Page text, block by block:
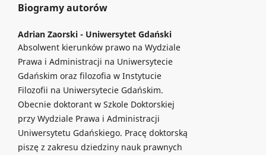
Biogramy autorów
Adrian Zaorski - Uniwersytet Gdański
Absolwent kierunków prawo na Wydziale
Prawa i Administracji na Uniwersytecie
Gdańskim oraz filozofia w Instytucie
Filozofii na Uniwersytecie Gdańskim.
Obecnie doktorant w Szkole Doktorskiej
przy Wydziale Prawa i Administracji
Uniwersytetu Gdańskiego. Pracę doktorską
piszę z zakresu dziedziny nauk prawnych